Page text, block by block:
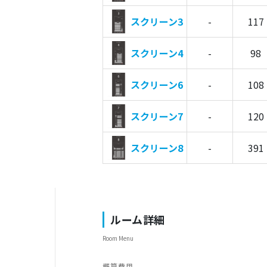
スクリーン3 - 117
スクリーン4 - 98
スクリーン6 - 108
スクリーン7 - 120
スクリーン8 - 391
ルーム詳細
Room Menu